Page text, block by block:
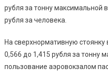
рубля за тонну максимальной
рубля за человека.
На сверхнормативную
0,566 до 1,415 рубля за тонну
пользование аэровокзалом